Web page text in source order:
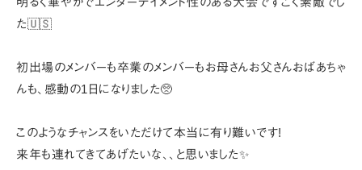
た🇺🇸
初出場のメンバーも卒業のメンバーもお母さんお父さんおばあちゃ
んも、 感動の1日になりました🥺
このようなチャンスをいただけて本当に有り難いです!
来年も連れてきてあげたいな、、と思いました✨